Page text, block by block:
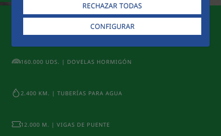
RECHAZAR TODAS
CONFIGURAR
5.739.052 UDS. | TRAVIESAS FERROCARRIL
160.000 UDS. | DOVELAS HORMIGÓN
2.400 KM. | TUBERÍAS PARA AGUA
12.000 M. | VIGAS DE PUENTE